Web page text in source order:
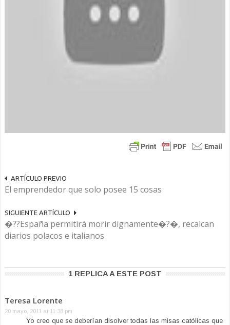
ARTÍCULO PREVIO
El emprendedor que solo posee 15 cosas
SIGUIENTE ARTÍCULO
�??España permitirá morir dignamente�?�, recalcan
diarios polacos e italianos
1 REPLICA A ESTE POST
Teresa Lorente
20 mayo, 2011 at 11:38 pm
Yo creo que se deberían disolver todas las misas católicas que